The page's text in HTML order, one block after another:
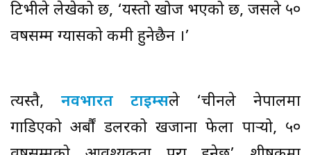
टिभीले लेखेको छ, ‘यस्तो खोज भएको छ, जसले ५०
वर्षसम्म ग्यासको कमी हुनेछैन ।’
त्यस्तै, नवभारत टाइम्सले ‘चीनले नेपालमा
गाडिएको अर्बौं डलरको खजाना फेला पार्‍यो, ५०